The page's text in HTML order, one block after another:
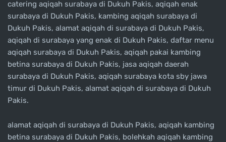
catering aqiqah surabaya di Dukuh Pakis, aqiqah enak
surabaya di Dukuh Pakis, kambing aqiqah surabaya di
Dukuh Pakis, alamat aqiqah di surabaya di Dukuh Pakis,
aqiqah di surabaya yang enak di Dukuh Pakis, daftar menu
aqiqah surabaya di Dukuh Pakis, aqiqah pakai kambing
betina surabaya di Dukuh Pakis, jasa aqiqah daerah
surabaya di Dukuh Pakis, aqiqah surabaya kota sby jawa
timur di Dukuh Pakis, alamat aqiqah di surabaya di Dukuh
Pakis.
alamat aqiqah di surabaya di Dukuh Pakis, aqiqah kambing
betina surabaya di Dukuh Pakis, bolehkah aqiqah kambing